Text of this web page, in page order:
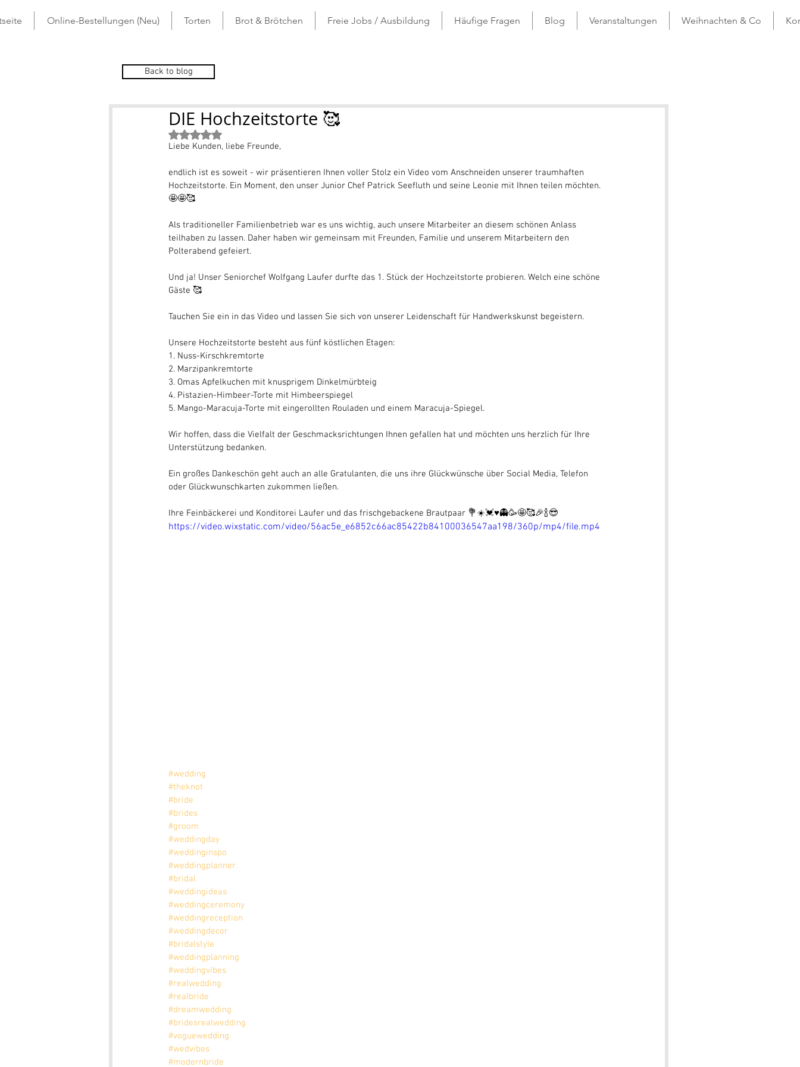
Online-Bestellungen (Neu) Torten Brot & Brötchen Freie Jobs / Ausbildung Häufige Fragen Blog Veranstaltungen Weihnachten & Co
Back to blog
DIE Hochzeitstorte 🥰
Mit NaN von 5 Sternen bewertet.
Liebe Kunden, liebe Freunde,
endlich ist es soweit - wir präsentieren Ihnen voller Stolz ein Video vom Anschneiden unserer traumhaften
Hochzeitstorte. Ein Moment, den unser Junior Chef Patrick Seefluth und seine Leonie mit Ihnen teilen möchten.
🤩🤩🥰
Als traditioneller Familienbetrieb war es uns wichtig, auch unsere Mitarbeiter an diesem schönen Anlass
teilhaben zu lassen. Daher haben wir gemeinsam mit Freunden, Familie und unserem Mitarbeitern den
Polterabend gefeiert.
Und ja! Unser Seniorchef Wolfgang Laufer durfte das 1. Stück der Hochzeitstorte probieren. Welch eine schöne
Gäste 🥰
Tauchen Sie ein in das Video und lassen Sie sich von unserer Leidenschaft für Handwerkskunst begeistern.
Unsere Hochzeitstorte besteht aus fünf köstlichen Etagen:
1. Nuss-Kirschkremtorte
2. Marzipankremtorte
3. Omas Apfelkuchen mit knusprigem Dinkelmürbteig
4. Pistazien-Himbeer-Torte mit Himbeerspiegel
5. Mango-Maracuja-Torte mit eingerollten Rouladen und einem Maracuja-Spiegel.
Wir hoffen, dass die Vielfalt der Geschmacksrichtungen Ihnen gefallen hat und möchten uns herzlich für Ihre
Unterstützung bedanken.
Ein großes Dankeschön geht auch an alle Gratulanten, die uns ihre Glückwünsche über Social Media, Telefon
oder Glückwunschkarten zukommen ließen.
Ihre Feinbäckerei und Konditorei Laufer und das frischgebackene Brautpaar 💐☀️💓♥️👻🥳🤩🥰🎉🍾😎
https://video.wixstatic.com/video/56ac5e_e6852c66ac85422b84100036547aa198/360p/mp4/file.mp4
#wedding
#theknot
#bride
#brides
#groom
#weddingday
#weddinginspo
#weddingplanner
#bridal
#weddingideas
#weddingceremony
#weddingreception
#weddingdecor
#bridalstyle
#weddingplanning
#weddingvibes
#realwedding
#realbride
#dreamwedding
#bridesrealwedding
#voguewedding
#wedvibes
#modernbride